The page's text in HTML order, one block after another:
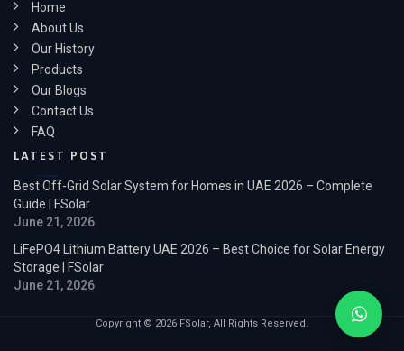
Home
About Us
Our History
Products
Our Blogs
Contact Us
FAQ
LATEST POST
Best Off-Grid Solar System for Homes in UAE 2026 – Complete
Guide | FSolar
June 21, 2026
LiFePO4 Lithium Battery UAE 2026 – Best Choice for Solar Energy
Storage | FSolar
June 21, 2026
Copyright © 2026 FSolar, All Rights Reserved.